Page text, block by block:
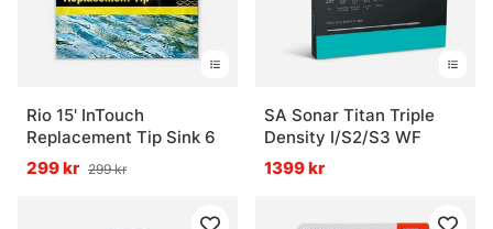
Rio 15' InTouch
Replacement Tip Sink 6
299 kr 299 kr
SA Sonar Titan Triple
Density I/S2/S3 WF
1399 kr